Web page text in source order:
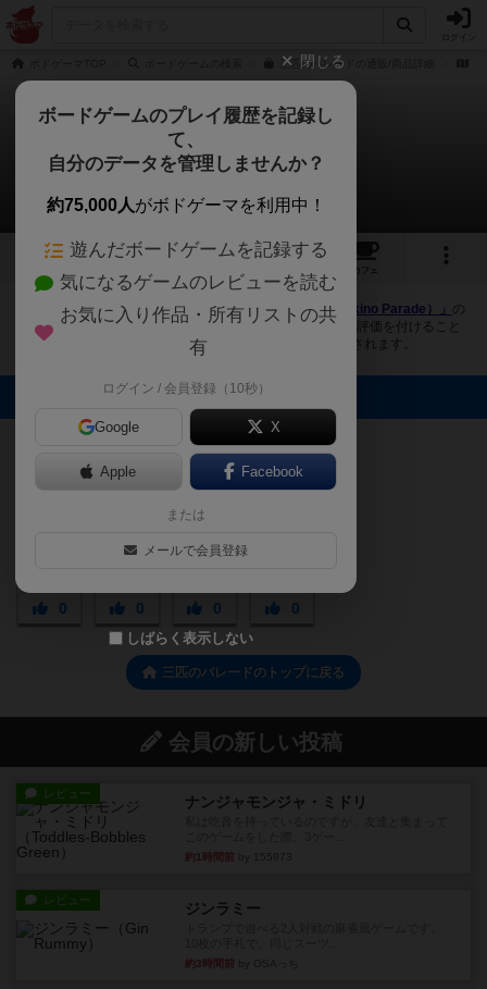
三匹のパレードの通販/商品詳細
三匹のパレード
4件の画像
4 2
カフェ
ボドゲーマにログインすると、 「三匹のパレード（Sanbikino Parade）」 の
画像をアップロード出来たり、他のユーザーの投稿画像に評価を付けること
ができます。また、トップ6の画像は様々なページで表示されます。
トップに表示される画像
0
みなりん
0 0
みなりん
0
三匹のパレードのトップに戻る
会員の新しい投稿
レビュー ナンジャモンジャ・ミドリ
約1時間前
レビュー ジンラミー
約3時間前
閉じる
ボードゲームのプレイ履歴を記録し
て、
自分のデータを管理しませんか？
約75,000人がボドゲーマを利用中！
遊んだボードゲームを記録する
気になるゲームのレビューを読む
お気に入り作品・所有リストの共
有
ログイン / 会員登録（10秒）
Google X
Apple Facebook
または
メールで会員登録
しばらく表示しない